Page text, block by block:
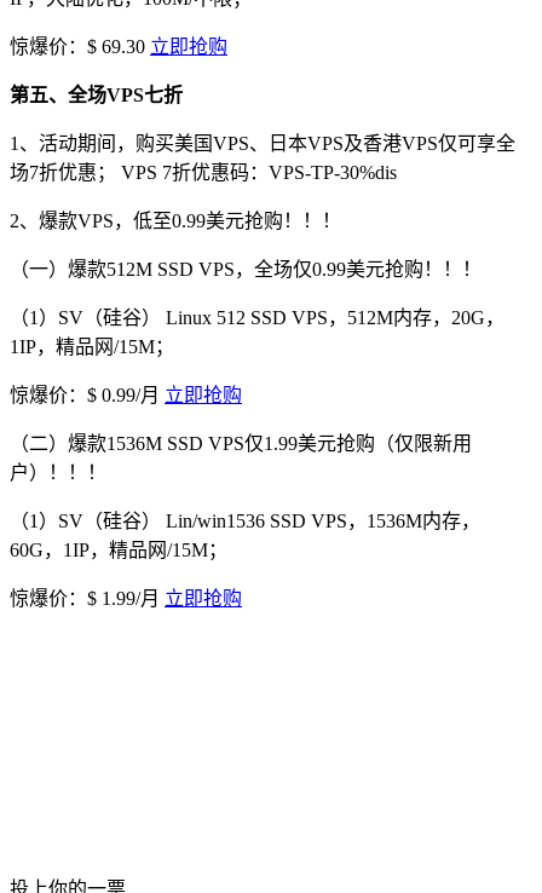
惊爆价：$ 69.30 立即抢购
第五、全场VPS七折
1、活动期间，购买美国VPS、日本VPS及香港VPS仅可享全
场7折优惠； VPS 7折优惠码： VPS-TP-30%dis
2、爆款VPS，低至0.99美元抢购！！！
（一）爆款512M SSD VPS，全场仅0.99美元抢购！！！
（1）SV（硅谷） Linux 512 SSD VPS，512M内存，20G，
1IP，精品网/15M；
惊爆价：$ 0.99/月 立即抢购
（二）爆款1536M SSD VPS仅1.99美元抢购（仅限新用
户）！！！
（1）SV（硅谷） Lin/win1536 SSD VPS，1536M内存，
60G，1IP，精品网/15M；
惊爆价：$ 1.99/月 立即抢购
投上你的一票